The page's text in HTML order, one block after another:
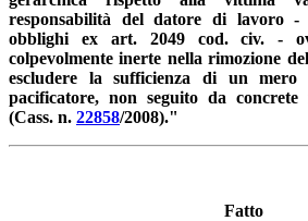
responsabilità del datore di lavoro
obblighi ex art. 2049 cod. civ. -
colpevolmente inerte nella rimozione
escludere la sufficienza di un mero
pacificatore, non seguito da
(Cass. n. 22858/2008)."
Fatto